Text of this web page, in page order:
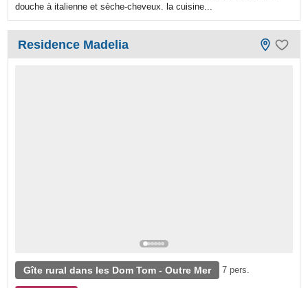
douche à italienne et sèche-cheveux. la cuisine...
Residence Madelia
Gîte rural dans les Dom Tom - Outre Mer 7 pers.